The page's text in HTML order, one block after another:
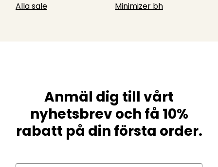
Alla sale
Minimizer bh
Anmäl dig till vårt
nyhetsbrev och få 10%
rabatt på din första order.